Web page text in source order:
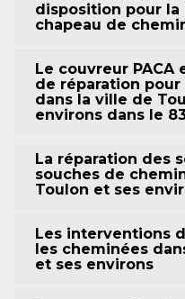
disposition pour la
chapeau de
Le couvreur PACA
de réparation
dans la ville de
environs dans le
La réparation des
souches de
Toulon et ses
Les interventions
les cheminées
et ses environs